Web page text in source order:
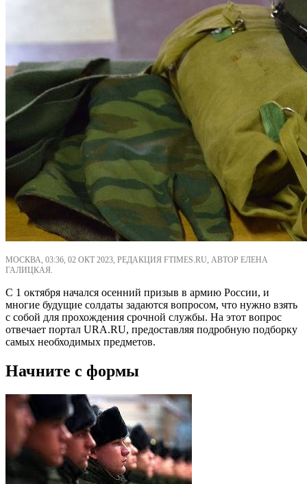
МОСКВА, 03:36, 02 ОКТ 2023, РЕДАКЦИЯ FTIMES.RU, АВТОР ЕЛЕНА
ГАЛИЦКАЯ.
С 1 октября начался осенний призыв в армию России, и
многие будущие солдаты задаются вопросом, что нужно взять
с собой для прохождения срочной службы. На этот вопрос
отвечает портал URA.RU, предоставляя подробную подборку
самых необходимых предметов.
Начните с формы